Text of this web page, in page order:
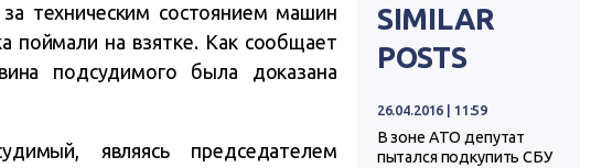
техническим состоянием машин
поймали на взятке. Как сообщает
подсудимого была доказана
являясь председателем
SIMILAR
POSTS
26.04.2016 | 11:59
В зоне АТО депутат
пытался подкупить СБУ